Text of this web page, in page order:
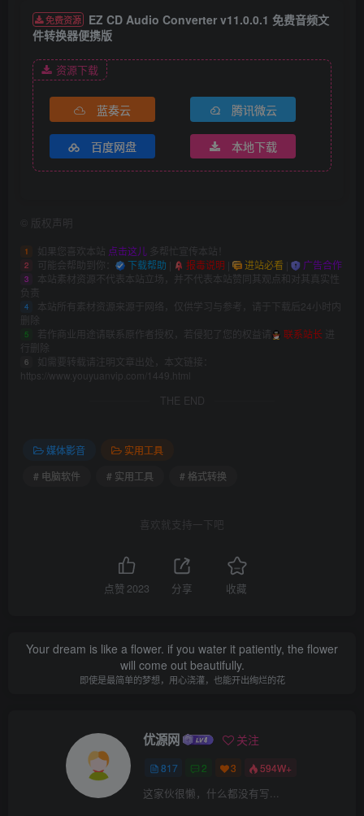
免费资源
EZ CD Audio Converter v11.0.0.1 免费音频文
件转换器便携版
资源下载
蓝奏云 腾讯微云
百度网盘 本地下载
版权声明
1 如果您喜欢本站 点击这儿 多帮忙宣传本站！
2 可能会帮助到你： 下载帮助 报毒说明 | 进站必看 | 广告合作
3
本站素材资源不代表本站立场，并不代表本站赞同其观点和对其真实性
负责
4
本站所有素材资源来源于网络，仅供学习与参考，请于下载后24小时内
删除
5 若作商业用途请联系原作者授权，若侵犯了您的权益请 联系站长 进
行删除
6
如需要转载请注明文章出处，本文链接：
https://www.youyuanvip.com/1449.html
THE END
媒体影音
实用工具
# 电脑软件
# 实用工具 # 格式转换
喜欢就支持一下吧
点赞 2023 分享 收藏
Your dream is like a flower. if you water it patiently, the flower
will come out beautifully.
即使是最简单的梦想，用心浇灌，也能开出绚烂的花
优源网 关注
817 2 3 594W+
这家伙很懒，什么都没有写...